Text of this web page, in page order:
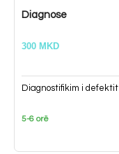
Diagnose
300 MKD
Diagnostifikim i defektit
5-6 orë